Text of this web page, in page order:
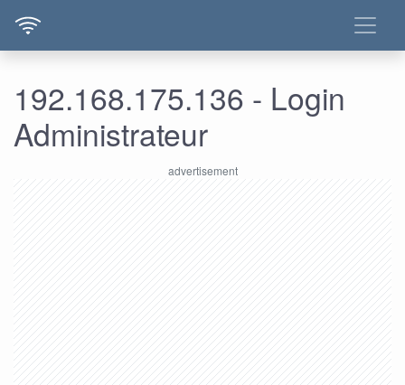
192.168.175.136 - Login
Administrateur